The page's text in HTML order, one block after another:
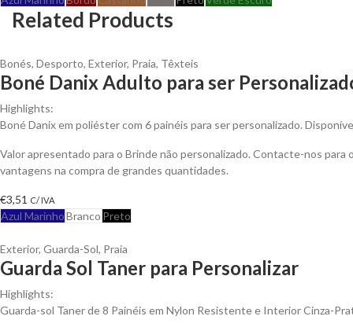
Related Products
Bonés, Desporto, Exterior, Praia, Têxteis
Boné Danix Adulto para ser
Highlights:
Boné Danix em poliéster com 6 painéis para ser personalizado.
Valor apresentado para o Brinde não personalizado. Contacte-nos para
vantagens na compra de grandes quantidades.
€3,51 C/ IVA
Azul MarinhoBranco Preto
Exterior, Guarda-Sol, Praia
Guarda Sol Taner para Personalizar
Highlights:
Guarda-sol Taner de 8 Painéis em Nylon Resistente e Interior Cinza-